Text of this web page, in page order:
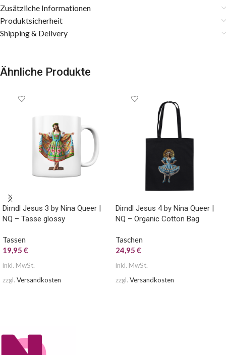
Zusätzliche Informationen
Produktsicherheit
Shipping & Delivery
Ähnliche Produkte
Dirndl Jesus 3 by Nina Queer |
NQ – Tasse glossy
Tassen
19,95 €
inkl. MwSt.
zzgl. Versandkosten
Dirndl Jesus 4 by Nina Queer |
NQ – Organic Cotton Bag
Taschen
24,95 €
inkl. MwSt.
zzgl. Versandkosten